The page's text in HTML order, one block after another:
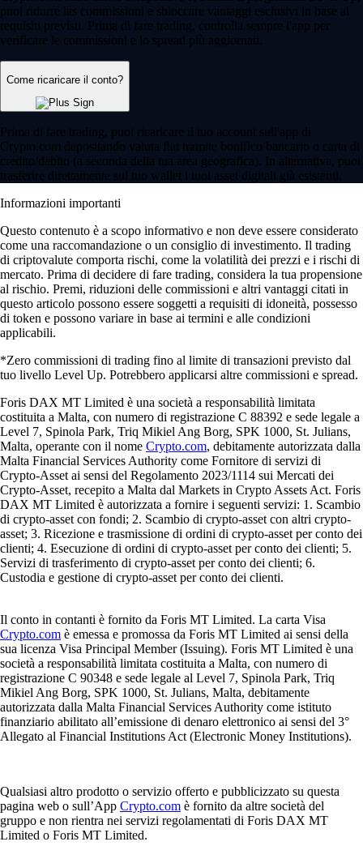
puoi ridurre las commissioni e sbloccare vantaggi esclusivi in base ai
requisiti previsti. Prima di fare trading, controlla sempre l'app per
verificare le commissioni e lo spread più aggiornati.
Come ricaricare il conto?
Prima di fare trading, puoi ricaricare il tuo account sull'app di
Crypto.com depositando valuta fiat tramite bonifico bancario o carta di
credito/debito (a seconda della tua area geografica). In alternativa, puoi
trasferire direttamente sul tuo wallet i tuoi asset digitali già esistenti.
Informazioni importanti
Questo contenuto è a scopo informativo e non deve essere considerato
come una raccomandazione o un consiglio di investimento. Il trading
di criptovalute comporta rischi, come la volatilità dei prezzi e i rischi di
mercato. Prima di decidere di fare trading, considera la tua propensione
al rischio. Premi, riduzioni delle commissioni e altri vantaggi citati in
questo articolo possono essere soggetti a requisiti di idoneità, possesso
di token e possono variare in base ai termini e alle condizioni
applicabili.
*Zero commissioni di trading fino al limite di transazioni previsto dal
tuo livello Level Up. Potrebbero applicarsi altre commissioni e spread.
Foris DAX MT Limited è una società a responsabilità limitata
costituita a Malta, con numero di registrazione C 88392 e sede legale a
Level 7, Spinola Park, Triq Mikiel Ang Borg, SPK 1000, St. Julians,
Malta, operante con il nome Crypto.com, debitamente autorizzata dalla
Malta Financial Services Authority come Fornitore di servizi di
Crypto-Asset ai sensi del Regolamento 2023/1114 sui Mercati dei
Crypto-Asset, recepito a Malta dal Markets in Crypto Assets Act. Foris
DAX MT Limited è autorizzata a fornire i seguenti servizi: 1. Scambio
di crypto-asset con fondi; 2. Scambio di crypto-asset con altri crypto-
asset; 3. Ricezione e trasmissione di ordini di crypto-asset per conto dei
clienti; 4. Esecuzione di ordini di crypto-asset per conto dei clienti; 5.
Servizi di trasferimento di crypto-asset per conto dei clienti; 6.
Custodia e gestione di crypto-asset per conto dei clienti.
Il conto in contanti è fornito da Foris MT Limited. La carta Visa
Crypto.com è emessa e promossa da Foris MT Limited ai sensi della
sua licenza Visa Principal Member (Issuing). Foris MT Limited è una
società a responsabilità limitata costituita a Malta, con numero di
registrazione C 90348 e sede legale al Level 7, Spinola Park, Triq
Mikiel Ang Borg, SPK 1000, St. Julians, Malta, debitamente
autorizzata dalla Malta Financial Services Authority come istituto
finanziario abilitato all’emissione di denaro elettronico ai sensi del 3°
Allegato al Financial Institutions Act (Electronic Money Institutions).
Qualsiasi altro prodotto o servizio offerto e pubblicizzato su questa
pagina web o sull’App Crypto.com è fornito da altre società del
gruppo e non rientra nei servizi regolamentati di Foris DAX MT
Limited o Foris MT Limited.